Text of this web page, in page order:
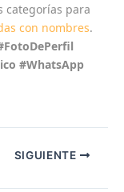
categorías para
con nombres.
#WhatsApp
SIGUIENTE